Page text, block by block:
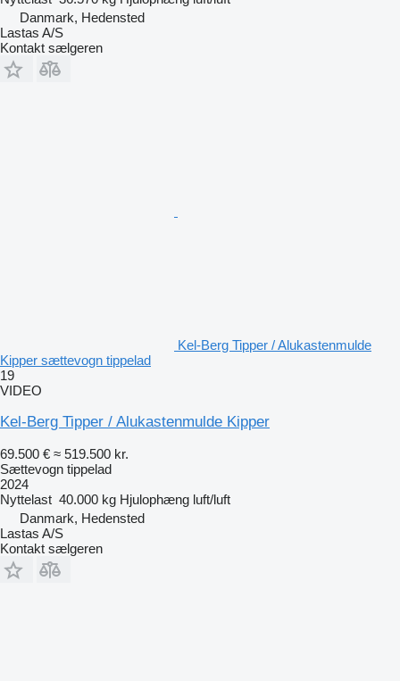
Danmark, Hedensted
Lastas A/S
Kontakt sælgeren
Kel-Berg Tipper / Alukastenmulde
Kipper sættevogn tippelad
19
VIDEO
Kel-Berg Tipper / Alukastenmulde Kipper
69.500 € ≈ 519.500 kr.
Sættevogn tippelad
2024
Nyttelast 40.000 kg Hjulophæng luft/luft
Danmark, Hedensted
Lastas A/S
Kontakt sælgeren